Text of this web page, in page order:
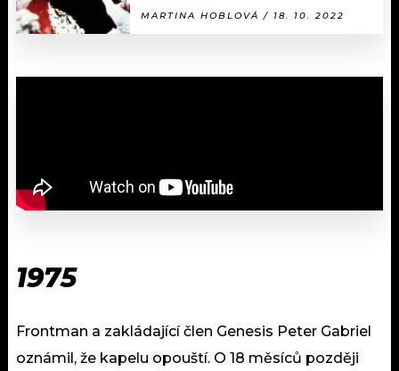
MARTINA HOBLOVÁ / 18. 10. 2022
1975
Frontman a zakládající člen Genesis Peter Gabriel
oznámil, že kapelu opouští. O 18 měsíců později